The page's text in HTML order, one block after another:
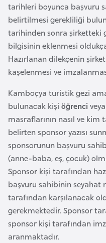
tarihleri boyunca başvuru
belirtilmesi gerekliliği
tarihinden sonra şirketteki
bilgisinin eklenmesi
Hazırlanan dilekçenin
kaşelenmesi ve
Kamboçya turistik gezi
bulunacak kişi öğrenci veya
masraflarının nasıl ve kim
belirten sponsor yazısı
sponsorunun başvuru
(anne-baba, eş, çocuk)
Sponsor kişi tarafından
başvuru sahibinin seyahat
tarafından karşılanacak
gerekmektedir. Sponsor
sponsor kişi tarafından
aranmaktadır.
B
e
n
i
n
B
o
s
n
a
H
e
r
s
e
k